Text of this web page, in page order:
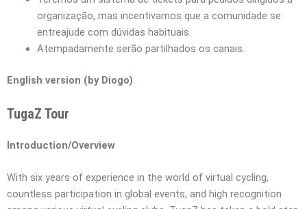
organização, mas incentivamos que a comunidade se
entreajude com dúvidas habituais.
Atempadamente serão partilhados os canais.
English version (by Diogo)
TugaZ Tour
Introduction/Overview
With six years of experience in the world of virtual cycling,
countless participation in global events, and high recognition